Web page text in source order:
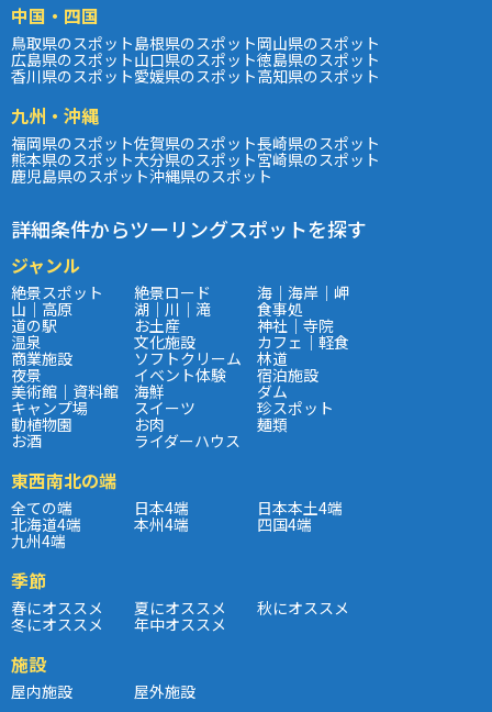
中国・四国
鳥取県のスポット島根県のスポット岡山県のスポット
広島県のスポット山口県のスポット徳島県のスポット
香川県のスポット愛媛県のスポット高知県のスポット
九州・沖縄
福岡県のスポット佐賀県のスポット長崎県のスポット
熊本県のスポット大分県のスポット宮崎県のスポット
鹿児島県のスポット沖縄県のスポット
詳細条件からツーリングスポットを探す
ジャンル
絶景スポット 絶景ロード 海｜海岸｜岬
山｜高原 湖｜川｜滝 食事処
道の駅 お土産 神社｜寺院
温泉 文化施設 カフェ｜軽食
商業施設 ソフトクリーム 林道
夜景 イベント体験 宿泊施設
美術館｜資料館 海鮮 ダム
キャンプ場 スイーツ 珍スポット
動植物園 お肉 麺類
お酒 ライダーハウス
東西南北の端
全ての端 日本4端 日本本土4端
北海道4端 本州4端 四国4端
九州4端
季節
春にオススメ 夏にオススメ 秋にオススメ
冬にオススメ 年中オススメ
施設
屋内施設 屋外施設